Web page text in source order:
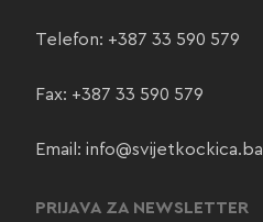
Telefon: +387 33 590 579
Fax: +387 33 590 579
Email: info@svijetkockica.ba
PRIJAVA ZA NEWSLETTER